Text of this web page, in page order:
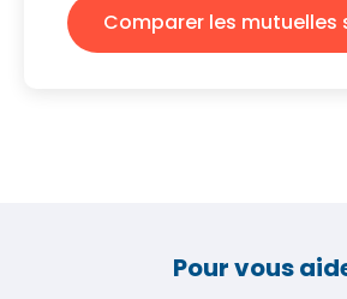
Comparer les mutuelles
Pour vous